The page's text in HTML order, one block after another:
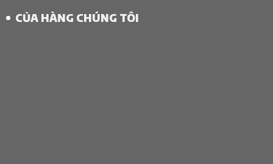
CỦA HÀNG CHÚNG TÔI